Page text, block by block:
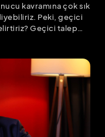
kavramına çok sık
Peki, geçici
Geçici talep
dikkat
ve AYM Kararı